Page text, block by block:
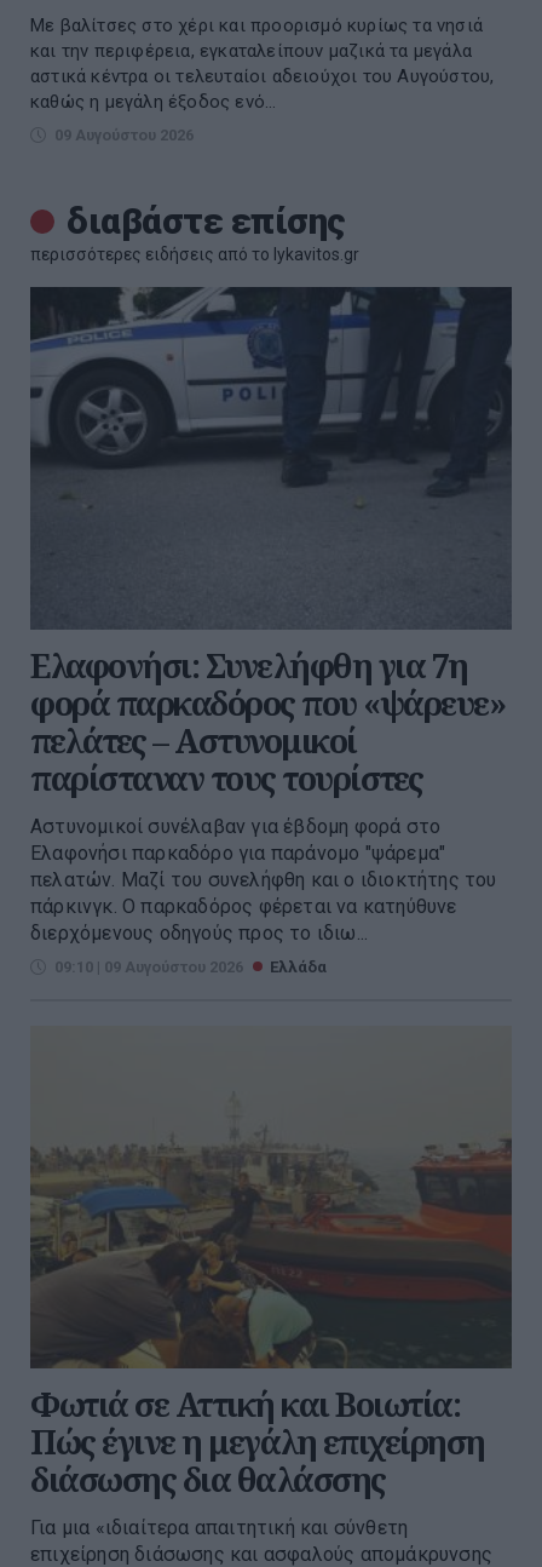
Με βαλίτσες στο χέρι και προορισμό κυρίως τα νησιά
και την περιφέρεια, εγκαταλείπουν μαζικά τα μεγάλα
αστικά κέντρα οι τελευταίοι αδειούχοι του Αυγούστου,
καθώς η μεγάλη έξοδος ενό...
09 Αυγούστου 2026
διαβάστε επίσης
περισσότερες ειδήσεις από το lykavitos.gr
Ελαφονήσι: Συνελήφθη για 7η
φορά παρκαδόρος που «ψάρευε»
πελάτες – Αστυνομικοί
παρίσταναν τους τουρίστες
Αστυνομικοί συνέλαβαν για έβδομη φορά στο
Ελαφονήσι παρκαδόρο για παράνομο "ψάρεμα"
πελατών. Μαζί του συνελήφθη και ο ιδιοκτήτης του
πάρκινγκ. Ο παρκαδόρος φέρεται να κατηύθυνε
διερχόμενους οδηγούς προς το ιδιω...
09:10 | 09 Αυγούστου 2026 Ελλάδα
Φωτιά σε Αττική και Βοιωτία:
Πώς έγινε η μεγάλη επιχείρηση
διάσωσης δια θαλάσσης
Για μια «ιδιαίτερα απαιτητική και σύνθετη
επιχείρηση διάσωσης και ασφαλούς απομάκρυνσης